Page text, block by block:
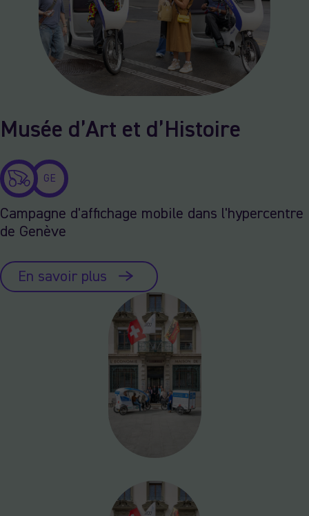
Musée d’Art et d’Histoire
GE
Campagne d'affichage mobile dans l'hypercentre
de Genève
En savoir plus